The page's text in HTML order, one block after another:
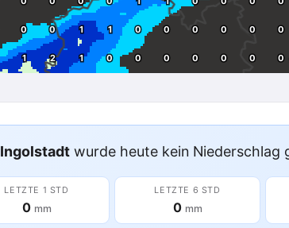
Ingolstadt wurde heute kein Niederschlag
LETZTE 1 STD
0 mm
LETZTE 6 STD
0 mm